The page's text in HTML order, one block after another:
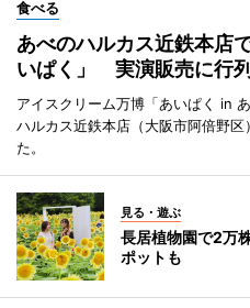
食べる
あべのハルカス近鉄本店
いぱく」 実演販売に行列
アイスクリーム万博「あいぱく in
ハルカス近鉄本店（大阪市阿倍野
た。
見る・遊ぶ
長居植物園で2万
ポットも